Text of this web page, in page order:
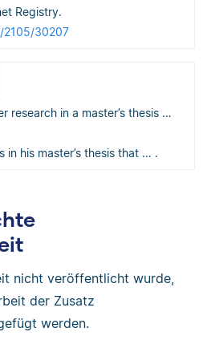
Registry.
2105/30207
research in a master’s thesis …
in his master’s thesis that … .
nicht veröffentlicht wurde,
der Zusatz
werden.